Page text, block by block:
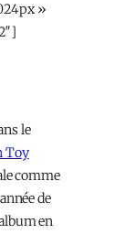
»
le
Toy
comme
de
en